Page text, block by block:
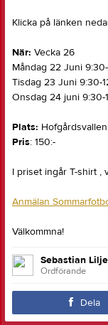
Klicka på länken
När: Vecka 26
Måndag 22 Juni
Tisdag 23 Juni 9:30-
Onsdag 24 juni 9:30-
Plats:
Pris: 150:-
I priset ingår T-shirt ,
Anmälan
Välkommna!
Sebastian
Ordförande
Dela